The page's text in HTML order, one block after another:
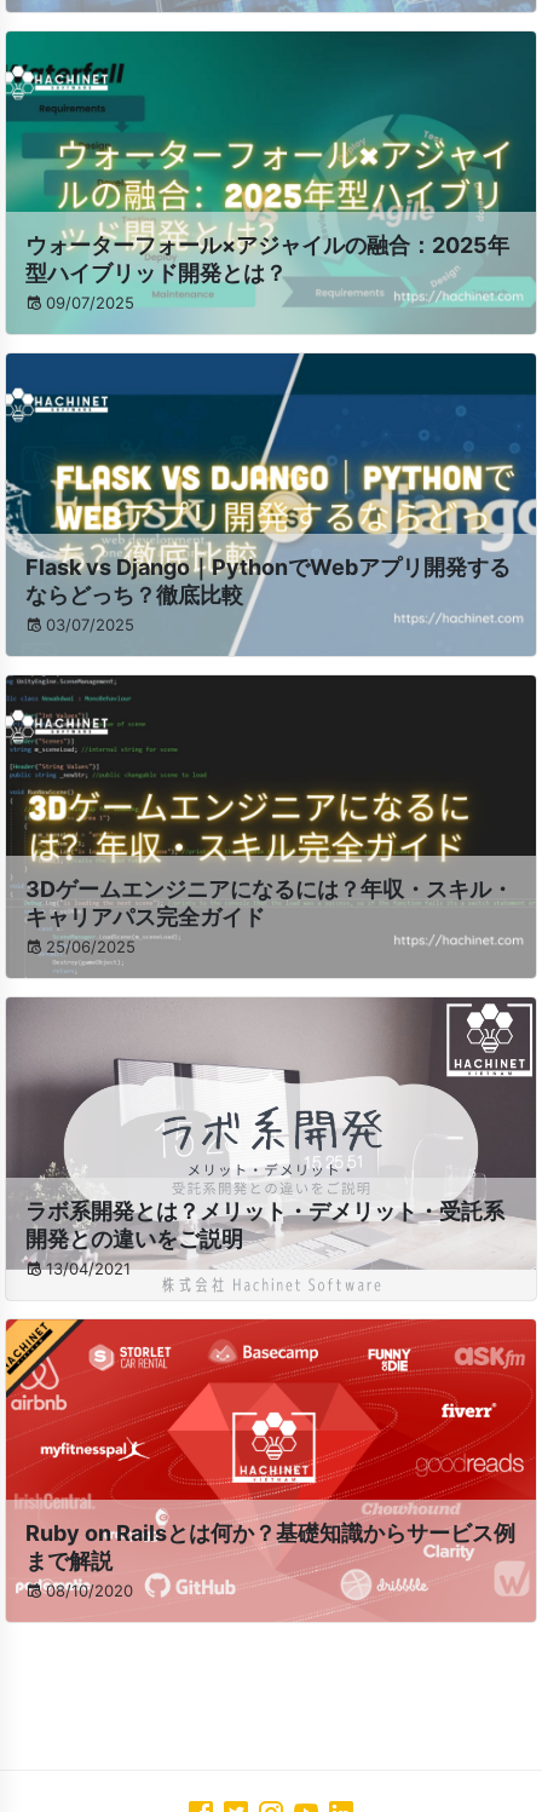
ウォーターフォール×アジャイルの融合：2025年
型ハイブリッド開発とは？
09/07/2025
Flask vs Django｜PythonでWebアプリ開発する
ならどっち？徹底比較
03/07/2025
3Dゲームエンジニアになるには？年収・スキル・
キャリアパス完全ガイド
25/06/2025
ラボ系開発とは？メリット・デメリット・受託系
開発との違いをご説明
13/04/2021
Ruby on Railsとは何か？基礎知識からサービス例
まで解説
08/10/2020